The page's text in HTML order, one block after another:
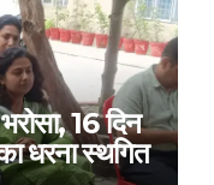
16 दिन
धरना स्थगित